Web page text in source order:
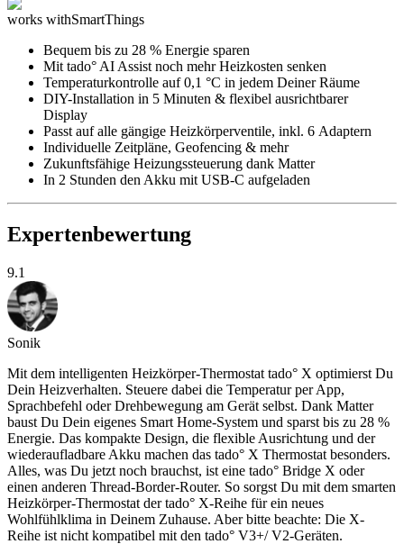
works withSmartThings
Bequem bis zu 28 % Energie sparen
Mit tado° AI Assist noch mehr Heizkosten senken
Temperaturkontrolle auf 0,1 °C in jedem Deiner Räume
DIY-Installation in 5 Minuten & flexibel ausrichtbarer
Display
Passt auf alle gängige Heizkörperventile, inkl. 6 Adaptern
Individuelle Zeitpläne, Geofencing & mehr
Zukunftsfähige Heizungssteuerung dank Matter
In 2 Stunden den Akku mit USB-C aufgeladen
Expertenbewertung
9.1
Sonik
Mit dem intelligenten Heizkörper-Thermostat tado° X optimierst Du
Dein Heizverhalten. Steuere dabei die Temperatur per App,
Sprachbefehl oder Drehbewegung am Gerät selbst. Dank Matter
baust Du Dein eigenes Smart Home-System und sparst bis zu 28 %
Energie. Das kompakte Design, die flexible Ausrichtung und der
wiederaufladbare Akku machen das tado° X Thermostat besonders.
Alles, was Du jetzt noch brauchst, ist eine tado° Bridge X oder
einen anderen Thread-Border-Router. So sorgst Du mit dem smarten
Heizkörper-Thermostat der tado° X-Reihe für ein neues
Wohlfühlklima in Deinem Zuhause. Aber bitte beachte: Die X-
Reihe ist nicht kompatibel mit den tado° V3+/ V2-Geräten.